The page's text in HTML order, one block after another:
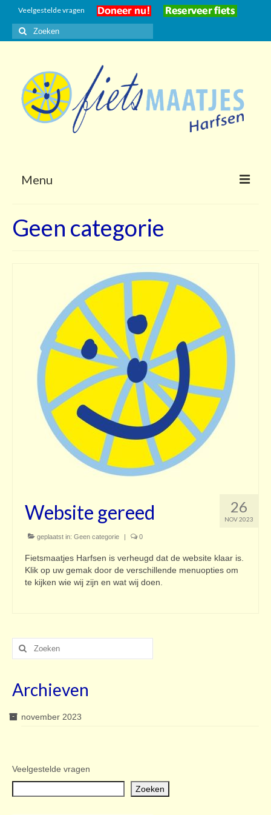
Veelgestelde vragen
Zoeken
naar:
Menu
Gasten
Over ons
Donateurs
Contact
Instructie vrijwillers
Vertrouwenspersoon
Geen categorie
26
NOV 2023
Website gereed
geplaatst in: Geen categorie | 0
Fietsmaatjes Harfsen is verheugd dat de website klaar is.
Klik op uw gemak door de verschillende menuopties om
te kijken wie wij zijn en wat wij doen.
Zoeken
naar:
Archieven
november 2023
Veelgestelde vragen
o
Zoeken